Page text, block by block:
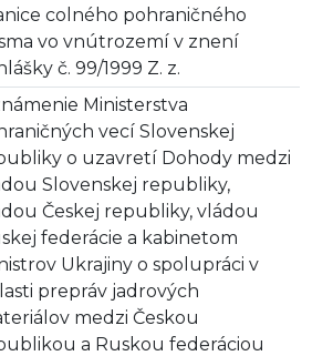
colného pohraničného
vo vnútrozemí v znení
č. 99/1999 Z. z.
Ministerstva
vecí Slovenskej
o uzavretí Dohody medzi
Slovenskej republiky,
Českej republiky, vládou
federácie a kabinetom
Ukrajiny o spolupráci v
prepráv jadrových
medzi Českou
a Ruskou federáciou